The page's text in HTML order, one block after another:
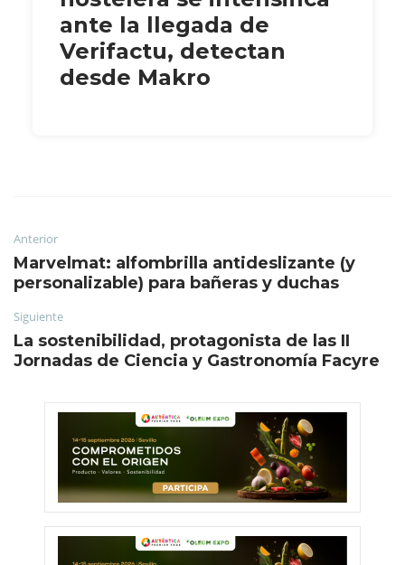
ante la llegada de
Verifactu, detectan
desde Makro
Anterior
Marvelmat: alfombrilla antideslizante (y
personalizable) para bañeras y duchas
Siguiente
La sostenibilidad, protagonista de las II
Jornadas de Ciencia y Gastronomía Facyre